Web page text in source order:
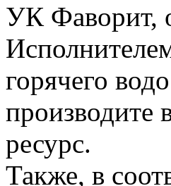
УК Фаворит,
горячего
производите
ресурс.
Также, в